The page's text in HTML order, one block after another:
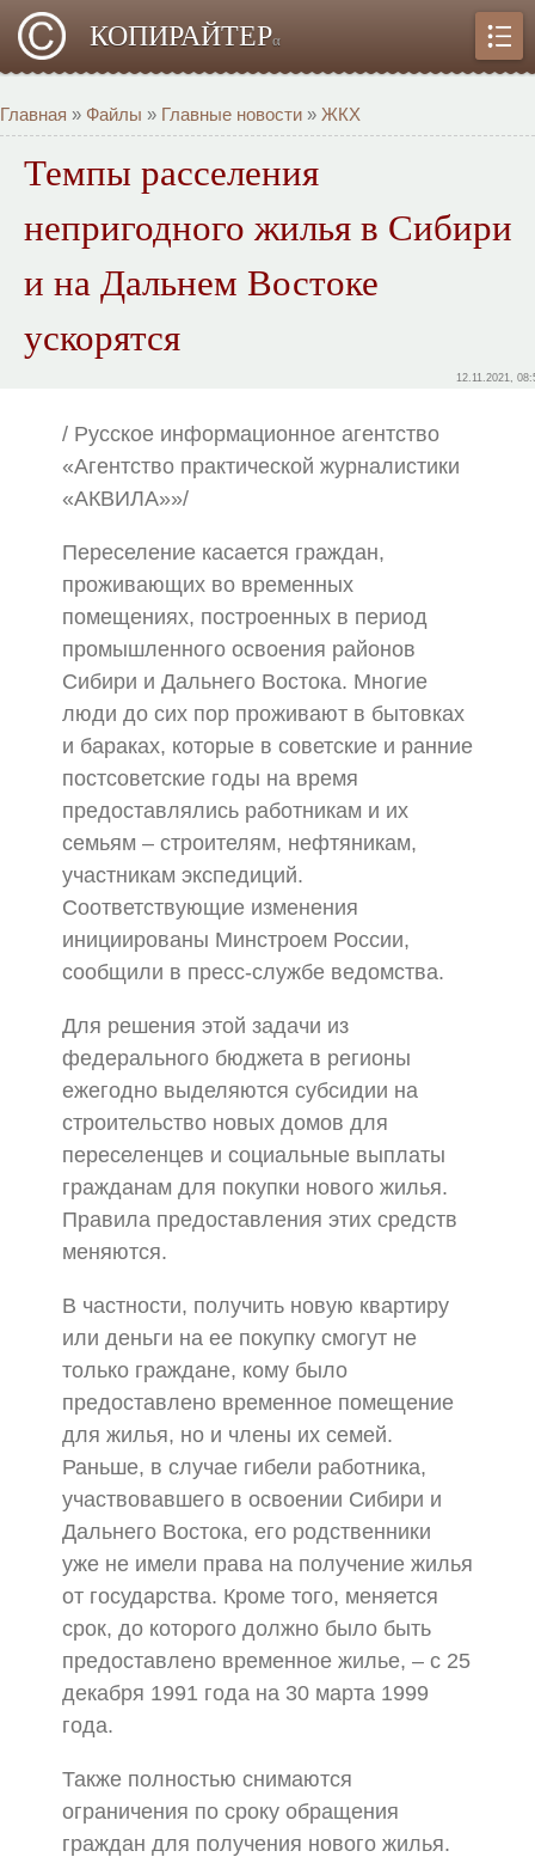
КОПИРАЙТЕРα
Главная » Файлы » Главные новости » ЖКХ
Темпы расселения
непригодного жилья в Сибири
и на Дальнем Востоке
ускорятся
12.11.2021,
/ Русское информационное агентство
«Агентство практической журналистики
«АКВИЛА»»/
Переселение касается граждан,
проживающих во временных
помещениях, построенных в период
промышленного освоения районов
Сибири и Дальнего Востока. Многие
люди до сих пор проживают в бытовках
и бараках, которые в советские и ранние
постсоветские годы на время
предоставлялись работникам и их
семьям – строителям, нефтяникам,
участникам экспедиций.
Соответствующие изменения
инициированы Минстроем России,
сообщили в пресс-службе ведомства.
Для решения этой задачи из
федерального бюджета в регионы
ежегодно выделяются субсидии на
строительство новых домов для
переселенцев и социальные выплаты
гражданам для покупки нового жилья.
Правила предоставления этих средств
меняются.
В частности, получить новую квартиру
или деньги на ее покупку смогут не
только граждане, кому было
предоставлено временное помещение
для жилья, но и члены их семей.
Раньше, в случае гибели работника,
участвовавшего в освоении Сибири и
Дальнего Востока, его родственники
уже не имели права на получение жилья
от государства. Кроме того, меняется
срок, до которого должно было быть
предоставлено временное жилье, – с 25
декабря 1991 года на 30 марта 1999
года.
Также полностью снимаются
ограничения по сроку обращения
граждан для получения нового жилья.